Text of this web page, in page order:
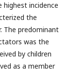
incidence
the
The predominant
was the
by children
as a member